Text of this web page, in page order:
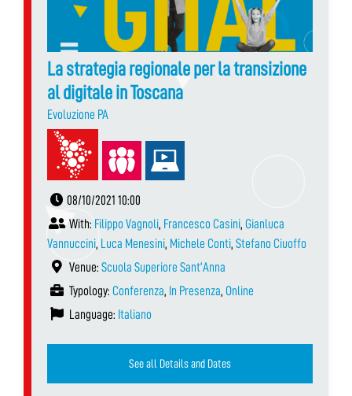
La strategia regionale per la transizione
al digitale in Toscana
Evoluzione PA
08/10/2021 10:00
With: Filippo Vagnoli, Francesco Casini, Gianluca
Vannuccini, Luca Menesini, Michele Conti, Stefano Ciuoffo
Venue: Scuola Superiore Sant’Anna
Typology: Conferenza, In Presenza, Online
Language: Italiano
See all Details and Dates